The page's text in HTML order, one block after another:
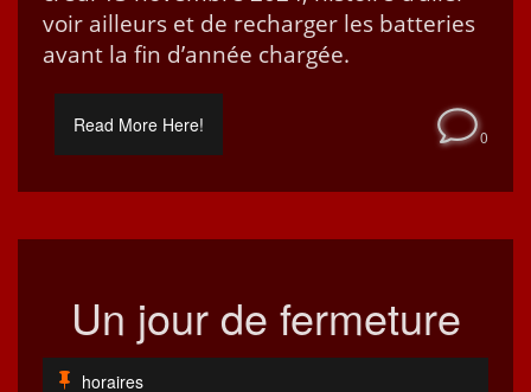
voir ailleurs et de recharg­er les bat­ter­ies
avant la fin d’an­née chargée.
Read More Here!
0
Un jour de fermeture
horaires